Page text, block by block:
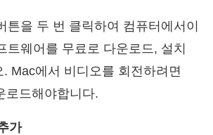
튼을 두 번 클릭하여 컴퓨터에서이
트웨어를 무료로 다운로드, 설치
. Mac에서 비디오를 회전하려면
로드해야합니다.
가